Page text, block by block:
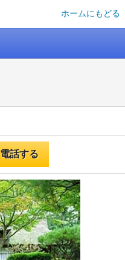
ホームにもどる
電話する